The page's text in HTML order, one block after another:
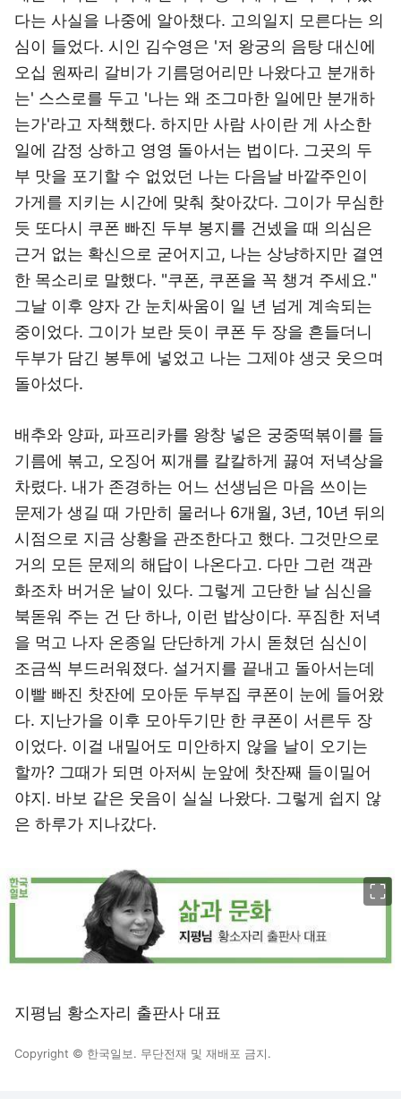
다는 사실을 나중에 알아챘다. 고의일지 모른다는 의
심이 들었다. 시인 김수영은 '저 왕궁의 음탕 대신에
오십 원짜리 갈비가 기름덩어리만 나왔다고 분개하
는' 스스로를 두고 '나는 왜 조그마한 일에만 분개하
는가'라고 자책했다. 하지만 사람 사이란 게 사소한
일에 감정 상하고 영영 돌아서는 법이다. 그곳의 두
부 맛을 포기할 수 없었던 나는 다음날 바깥주인이
가게를 지키는 시간에 맞춰 찾아갔다. 그이가 무심한
듯 또다시 쿠폰 빠진 두부 봉지를 건넸을 때 의심은
근거 없는 확신으로 굳어지고, 나는 상냥하지만 결연
한 목소리로 말했다. "쿠폰, 쿠폰을 꼭 챙겨 주세요."
그날 이후 양자 간 눈치싸움이 일 년 넘게 계속되는
중이었다. 그이가 보란 듯이 쿠폰 두 장을 흔들더니
두부가 담긴 봉투에 넣었고 나는 그제야 생긋 웃으며
돌아섰다.
배추와 양파, 파프리카를 왕창 넣은 궁중떡볶이를 들
기름에 볶고, 오징어 찌개를 칼칼하게 끓여 저녁상을
차렸다. 내가 존경하는 어느 선생님은 마음 쓰이는
문제가 생길 때 가만히 물러나 6개월, 3년, 10년 뒤의
시점으로 지금 상황을 관조한다고 했다. 그것만으로
거의 모든 문제의 해답이 나온다고. 다만 그런 객관
화조차 버거운 날이 있다. 그렇게 고단한 날 심신을
북돋워 주는 건 단 하나, 이런 밥상이다. 푸짐한 저녁
을 먹고 나자 온종일 단단하게 가시 돋쳤던 심신이
조금씩 부드러워졌다. 설거지를 끝내고 돌아서는데
이빨 빠진 찻잔에 모아둔 두부집 쿠폰이 눈에 들어왔
다. 지난가을 이후 모아두기만 한 쿠폰이 서른두 장
이었다. 이걸 내밀어도 미안하지 않을 날이 오기는
할까? 그때가 되면 아저씨 눈앞에 찻잔째 들이밀어
야지. 바보 같은 웃음이 실실 나왔다. 그렇게 쉽지 않
은 하루가 지나갔다.
지평님 황소자리 출판사 대표
Copyright © 한국일보. 무단전재 및 재배포 금지.